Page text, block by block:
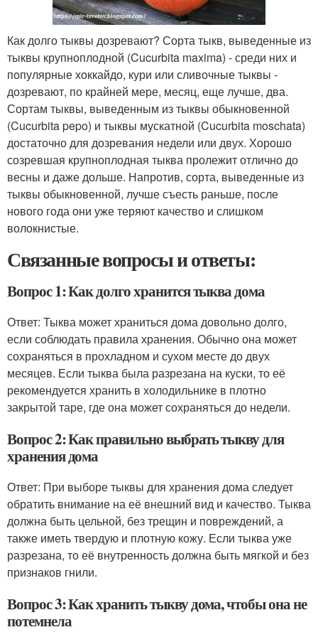
Как долго тыквы дозревают? Сорта тыкв, выведенные из
тыквы крупноплодной (Cucurbita maxima) - среди них и
популярные хоккайдо, кури или сливочные тыквы -
дозревают, по крайней мере, месяц, еще лучше, два.
Сортам тыквы, выведенным из тыквы обыкновенной
(Cucurbita pepo) и тыквы мускатной (Cucurbita moschata)
достаточно для дозревания недели или двух. Хорошо
созревшая крупноплодная тыква пролежит отлично до
весны и даже дольше. Напротив, сорта, выведенные из
тыквы обыкновенной, лучше съесть раньше, после
нового года они уже теряют качество и слишком
волокнистые.
Связанные вопросы и ответы:
Вопрос 1: Как долго хранится тыква дома
Ответ: Тыква может храниться дома довольно долго,
если соблюдать правила хранения. Обычно она может
сохраняться в прохладном и сухом месте до двух
месяцев. Если тыква была разрезана на куски, то её
рекомендуется хранить в холодильнике в плотно
закрытой таре, где она может сохраняться до недели.
Вопрос 2: Как правильно выбрать тыкву для
хранения дома
Ответ: При выборе тыквы для хранения дома следует
обратить внимание на её внешний вид и качество. Тыква
должна быть цельной, без трещин и повреждений, а
также иметь твердую и плотную кожу. Если тыква уже
разрезана, то её внутренность должна быть мягкой и без
признаков гнили.
Вопрос 3: Как хранить тыкву дома, чтобы она не
потемнела